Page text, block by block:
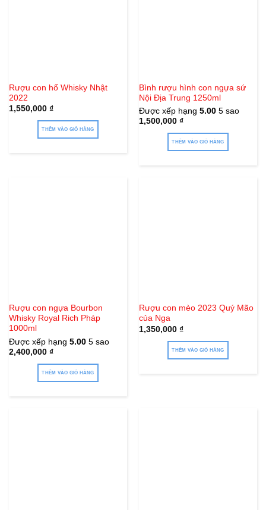
Rượu con hổ Whisky Nhật
2022
1,550,000 ₫
THÊM VÀO GIỎ HÀNG
Bình rượu hình con ngựa sứ
Nội Địa Trung 1250ml
Được xếp hạng 5.005 sao
1,500,000 ₫
THÊM VÀO GIỎ HÀNG
Rượu con ngựa Bourbon
Whisky Royal Rich Pháp
1000ml
Được xếp hạng 5.005 sao
2,400,000 ₫
THÊM VÀO GIỎ HÀNG
Rượu con mèo 2023 Quý Mão
của Nga
1,350,000 ₫
THÊM VÀO GIỎ HÀNG